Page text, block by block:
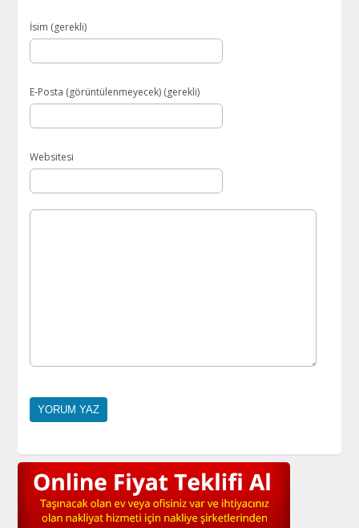
İsim (gerekli)
E-Posta (görüntülenmeyecek) (gerekli)
Websitesi